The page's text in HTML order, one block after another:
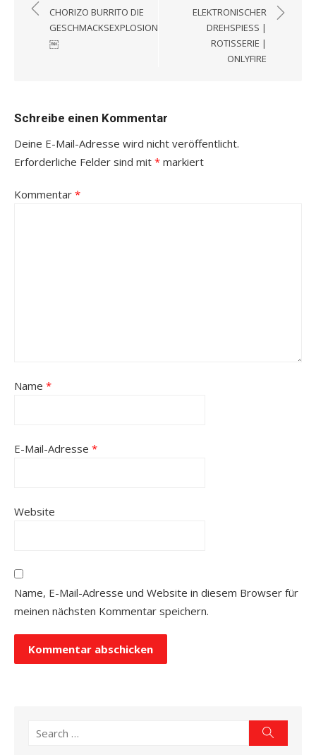
CHORIZO BURRITO DIE
GESCHMACKSEXPLOSION
￼
ELEKTRONISCHER
DREHSPIESS | R
OTISSERIE | O
NLYFIRE
Schreibe einen Kommentar
Deine E-Mail-Adresse wird nicht veröffentlicht.
Erforderliche Felder sind mit * markiert
Kommentar *
Name *
E-Mail-Adresse *
Website
Name, E-Mail-Adresse und Website in diesem Browser für
meinen nächsten Kommentar speichern.
Search